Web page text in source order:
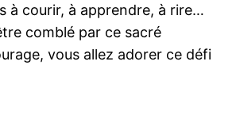
à courir, à apprendre, à rire…
comblé par ce sacré
vous allez adorer ce défi